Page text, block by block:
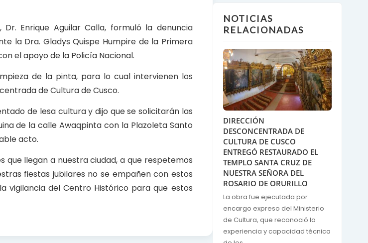
Enrique Aguilar Calla, formuló la denuncia
la Dra. Gladys Quispe Humpire de la Primera
el apoyo de la Policía Nacional.
de la pinta, para lo cual intervienen los
de Cultura de Cusco.
de lesa cultura y dijo que se solicitarán las
de la calle Awaqpinta con la Plazoleta Santo
acto.
que llegan a nuestra ciudad, a que respetemos
fiestas jubilares no se empañen con estos
vigilancia del Centro Histórico para que estos
NOTICIAS
RELACIONADAS
DIRECCIÓN
DESCONCENTRADA DE
CULTURA DE CUSCO
ENTREGÓ RESTAURADO EL
TEMPLO SANTA CRUZ DE
NUESTRA SEÑORA DEL
ROSARIO DE ORURILLO
La obra fue ejecutada por
encargo expreso del Ministerio
de Cultura, que reconoció la
experiencia y capacidad técnica